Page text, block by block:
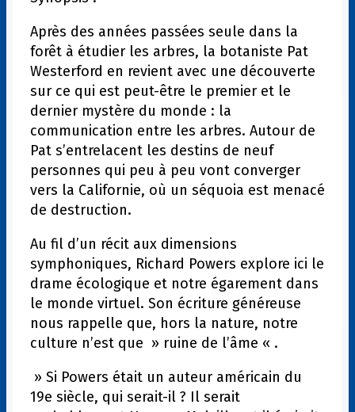
Après des années passées seule dans la
forêt à étudier les arbres, la botaniste Pat
Westerford en revient avec une découverte
sur ce qui est peut-être le premier et le
dernier mystère du monde : la
communication entre les arbres. Autour de
Pat s’entrelacent les destins de neuf
personnes qui peu à peu vont converger
vers la Californie, où un séquoia est menacé
de destruction.
Au fil d’un récit aux dimensions
symphoniques, Richard Powers explore ici le
drame écologique et notre égarement dans
le monde virtuel. Son écriture généreuse
nous rappelle que, hors la nature, notre
culture n’est que » ruine de l’âme « .
» Si Powers était un auteur américain du
19e siècle, qui serait-il ? Il serait